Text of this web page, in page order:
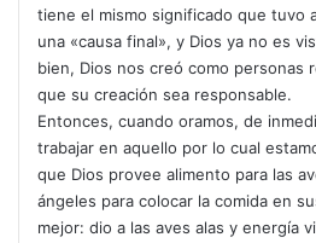
tiene el mismo significado que tuvo
una «causa final», y Dios ya no es
bien, Dios nos creó como personas
que su creación sea responsable.
Entonces, cuando oramos, de
trabajar en aquello por lo cual
que Dios provee alimento para las
ángeles para colocar la comida en
mejor: dio a las aves alas y energía